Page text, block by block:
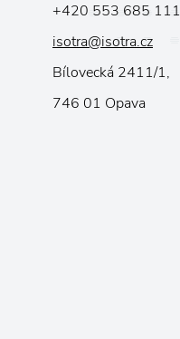
+420 553 685 111
isotra@isotra.cz
Bílovecká 2411/1,
746 01 Opava